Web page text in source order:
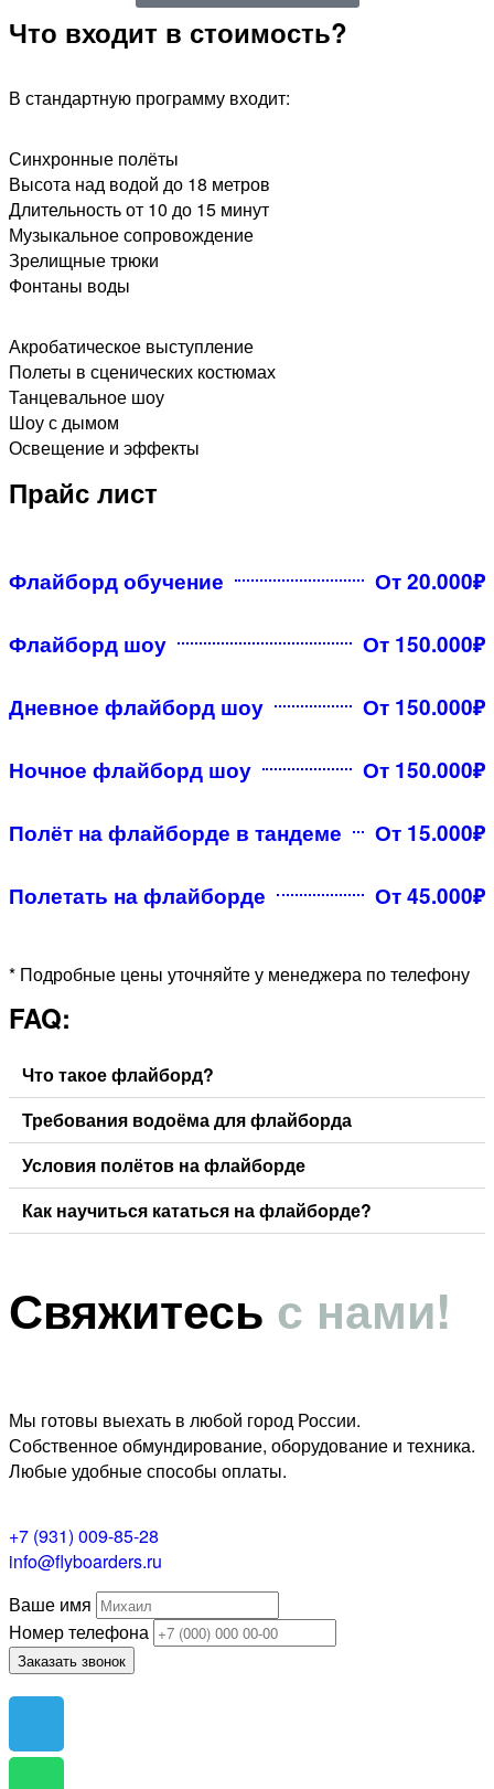
Что входит в стоимость?
В стандартную программу входит:
Синхронные полёты
Высота над водой до 18 метров
Длительность от 10 до 15 минут
Музыкальное сопровождение
Зрелищные трюки
Фонтаны воды​
Акробатическое выступление
Полеты в сценических костюмах
Танцевальное шоу
Шоу с дымом
Освещение и эффекты
Прайс лист
Флайборд обучение От 20.000₽
Флайборд шоу От 150.000₽
Дневное флайборд шоу От 150.000₽
Ночное флайборд шоу От 150.000₽
Полёт на флайборде в тандеме От 15.000₽
Полетать на флайборде От 45.000₽
* Подробные цены уточняйте у менеджера по телефону
FAQ:
Что такое флайборд?
Требования водоёма для флайборда
Условия полётов на флайборде
Как научиться кататься на флайборде?
Свяжитесь с нами!
Мы готовы выехать в любой город России.
Собственное обмундирование, оборудование и техника.
Любые удобные способы оплаты.
+7 (931) 009-85-28
info@flyboarders.ru
Ваше имя
Номер телефона
Заказать звонок